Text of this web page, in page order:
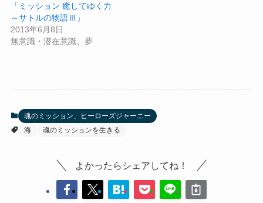
「ミッション 癒してゆく力
～サトルの物語Ⅲ」
2013年6月8日
無意識・潜在意識、夢
魂のミッション、ヒーローズジャーニー
海
魂のミッションを生きる
よかったらシェアしてね！